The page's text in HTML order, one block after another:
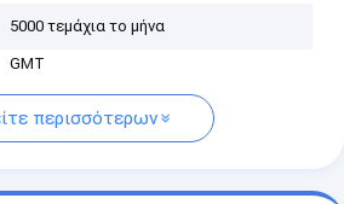
5000 τεμάχια το μήνα
GMT
περισσότερων